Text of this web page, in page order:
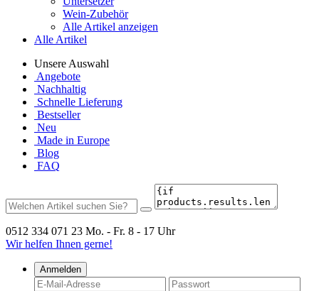
Wein-Zubehör
Alle Artikel anzeigen
Alle Artikel
Unsere Auswahl
Angebote
Nachhaltig
Schnelle Lieferung
Bestseller
Neu
Made in Europe
Blog
FAQ
0512 334 071 23 Mo. - Fr. 8 - 17 Uhr
Wir helfen Ihnen gerne!
Anmelden